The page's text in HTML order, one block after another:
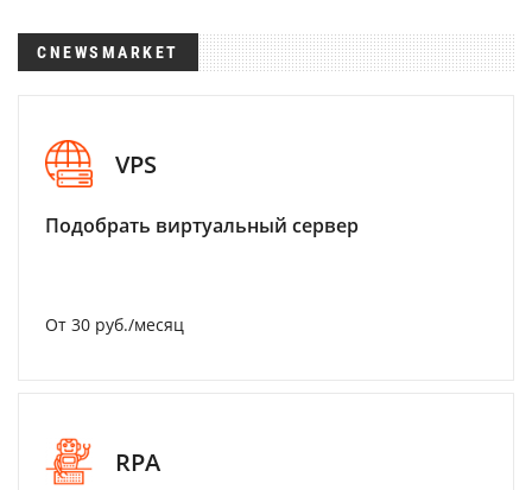
CNEWSMARKET
VPS
Подобрать виртуальный сервер
От 30 руб./месяц
RPA